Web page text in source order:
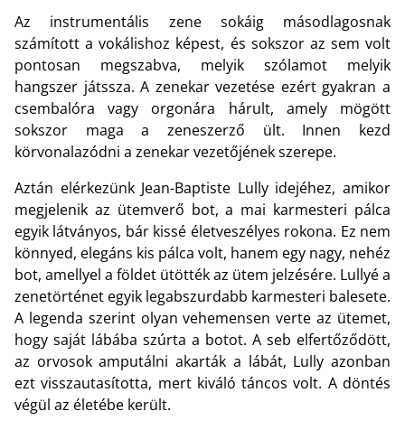
Az instrumentális zene sokáig másodlagosnak
számított a vokálishoz képest, és sokszor az sem volt
pontosan megszabva, melyik szólamot melyik
hangszer játssza. A zenekar vezetése ezért gyakran a
csembalóra vagy orgonára hárult, amely mögött
sokszor maga a zeneszerző ült. Innen kezd
körvonalazódni a zenekar vezetőjének szerepe.
Aztán elérkezünk Jean-Baptiste Lully idejéhez, amikor
megjelenik az ütemverő bot, a mai karmesteri pálca
egyik látványos, bár kissé életveszélyes rokona. Ez nem
könnyed, elegáns kis pálca volt, hanem egy nagy, nehéz
bot, amellyel a földet ütötték az ütem jelzésére. Lullyé a
zenetörténet egyik legabszurdabb karmesteri balesete.
A legenda szerint olyan vehemensen verte az ütemet,
hogy saját lábába szúrta a botot. A seb elfertőződött,
az orvosok amputálni akarták a lábát, Lully azonban
ezt visszautasította, mert kiváló táncos volt. A döntés
végül az életébe került.